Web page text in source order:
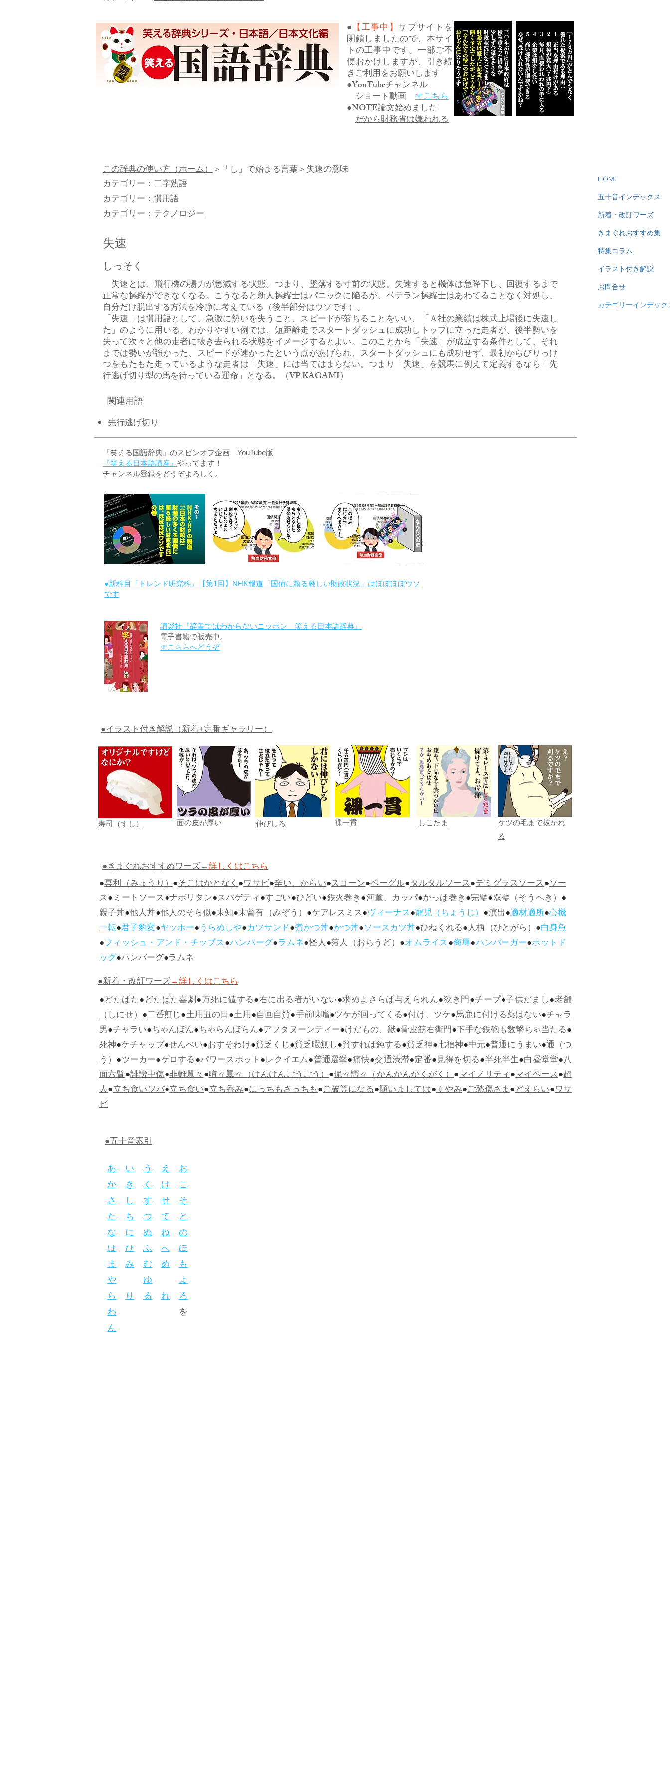
● 【工事中】サブサイトを
閉鎖しましたので、本サイ
トの工事中です。一部ご不
便おかけしますが、引き続
きご利用をお願いします
●YouTubeチャンネル
ショート動画 ☞こちら
●NOTE論文始めました
だから財務省は嫌われる
この辞典の使い方（ホーム）＞ 「し」で始まる言葉＞失速の意味
カテゴリー： 二字熟語
カテゴリー：慣用語
カテゴリー： テクノロジー
失速
しっそく
失速とは、飛行機の揚力が急減する状態。つまり、墜落する寸前の状態。失速すると機体は急降下し、回復するまで
正常な操縦ができなくなる。こうなると新人操縦士はパニックに陥るが、ベテラン操縦士はあわてることなく対処し、
自分だけ脱出する方法を冷静に考えている（後半部分はウソです）。
「失速」は慣用語として、急激に勢いを失うこと、スピードが落ちることをいい、「Ａ社の業績は株式上場後に失速し
た」のように用いる。わかりやすい例では、短距離走でスタートダッシュに成功しトップに立った走者が、後半勢いを
失って次々と他の走者に抜き去られる状態をイメージするとよい。このことから「失速」が成立する条件として、それ
までは勢いが強かった、スピードが速かったという点があげられ、スタートダッシュにも成功せず、最初からびりっけ
つをもたもた走っているような走者は「失速」には当てはまらない。つまり「失速」を競馬に例えて定義するなら「先
行逃げ切り型の馬を待っている運命」となる。（VP KAGAMI）
関連用語
​先行逃げ切り
HOME
五十音インデックス
新着・改訂ワーズ
きまぐれおすすめ集
特集コラム
イラスト付き解説
お問合せ
カテゴリーインデック
『笑える国語辞典』のスピンオフ企画 YouTube版
『笑える日本語講座』 やってます！
チャンネル登録をどうぞよろしく。
●新科目「トレンド研究科」【第1回】NHK報道「国債に頼る厳しい財政状況」はほぼほぼウソ
です
講談社『辞書ではわからないニッポン 笑える日本語辞典』
電子書籍で販売中。
☞こちらへどうぞ
●イラスト付き解説（新着+定番ギャラリー）
寿司（すし） 面の皮が厚い 伸びしろ 裸一貫 しこたま
ケツの毛まで抜かれ
る
●きまぐれおすすめワーズ→詳しくはこちら
●冥利（みょうり）●そこはかとなく●ワサビ●辛い、からい●スコーン●ベーグル●タルタルソース●デミグラスソース●ソー
ス●ミートソース●ナポリタン●スパゲティ●すごい●ひどい●鉄火巻き●河童、カッパ●かっぱ巻き●完璧●双璧（そうへき）●
親子丼●他人丼●他人のそら似●未知●未曾有（みぞう）●ケアレスミス●ヴィーナス●寵児（ちょうじ）●演出●適材適所●心機
一転●君子豹変●ヤッホー●うらめしや●カツサンド●煮かつ丼●かつ丼●ソースカツ丼●ひねくれる●人柄（ひとがら）●白身魚
●フィッシュ・アンド・チップス●ハンバーグ●ラムネ●怪人●落人（おちうど）●オムライス●侮辱●ハンバーガー●ホットド
ッグ●ハンバーグ●ラムネ
●新着・改訂ワーズ→詳しくはこちら
●どたばた●どたばた喜劇●万死に値する●右に出る者がいない●求めよさらば与えられん●狭き門●チープ●子供だまし●老舗
（しにせ）●二番煎じ●土用丑の日●土用●自画自賛●手前味噌●ツケが回ってくる●付け、ツケ●馬鹿に付ける薬はない●チャラ
男●チャラい●ちゃんぽん●ちゃらんぽらん●アフタヌーンティー●けだもの、獣●骨皮筋右衛門●下手な鉄砲も数撃ちゃ当たる●
死神●ケチャップ●せんべい●おすそわけ●貧乏くじ●貧乏暇無し●貧すれば鈍する●貧乏神●七福神●中元●普通にうまい●通（つ
う）●ツーカー●ゲロする●パワースポット●レクイエム●普通選挙●痛快●交通渋滞●定番●見得を切る●半死半生●白昼堂堂●八
面六臂●誹謗中傷●非難囂々●喧々囂々（けんけんごうごう）●侃々諤々（かんかんがくがく）●マイノリティ●マイペース●超
人●立ち食いソバ●立ち食い●立ち呑み●にっちもさっちも●ご破算になる●願いましては●くやみ●ご愁傷さま●どえらい●ワサ
ビ
●五十音索引
あ い う え お
か き く け こ
さ し す せ そ
た ち つ て と
な に ぬ ね の
は ひ ふ へ ほ
ま み む め も
や
ゆ
よ
ら り る れ ろ
わ を
ん